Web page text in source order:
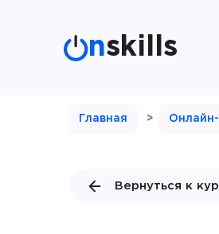
nskills
Главная >
Вернуться к